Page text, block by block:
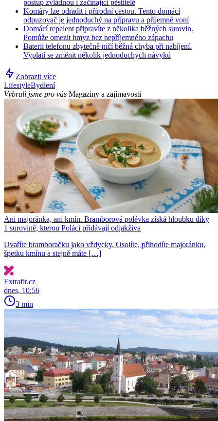
postup zvládnou i začínající pěstitelé
Komáry lze odradit i přírodní cestou. Tento domácí
odpuzovač je jednoduchý na přípravu a příjemně voní
Domácí repelent připravíte z několika běžných surovin.
Pomůže omezit hmyz bez nepříjemného zápachu
Baterii telefonu zbytečně ničí běžná chyba při nabíjení.
Vyplatí se změnit několik jednoduchých návyků
Zobrazit více
LifestyleBydlení
Vybrali jsme pro vás Magazíny a zajímavosti
Ani majoránka, ani kmín. Bramborová polévka získá hloubku díky
1 surovině, kterou Poláci přidávají odjakživa
Uvaříte bramboračku jako vždycky. Osolíte, přihodíte majoránku,
špetku kmínu a stejně máte […]
Extrafit.cz
dnes, 10:56
3 min